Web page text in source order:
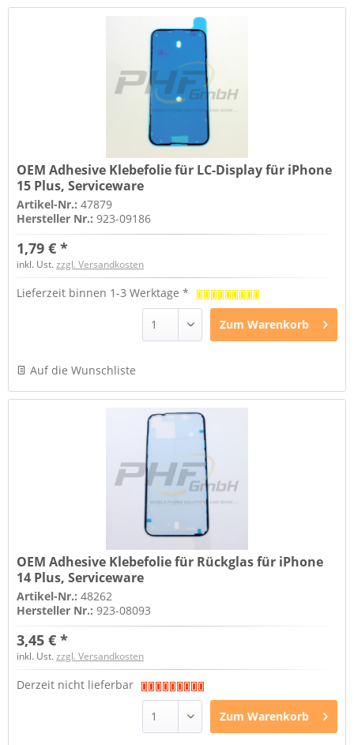
OEM Adhesive Klebefolie für LC-Display für iPhone
15 Plus, Serviceware
Artikel-Nr.:47879
Hersteller Nr.:923-09186
1,79 € *
inkl. Ust.zzgl. Versandkosten
Lieferzeit binnen 1-3 Werktage *
Zum Warenkorb
Auf die Wunschliste
OEM Adhesive Klebefolie für Rückglas für iPhone
14 Plus, Serviceware
Artikel-Nr.:48262
Hersteller Nr.:923-08093
3,45 € *
inkl. Ust.zzgl. Versandkosten
Derzeit nicht lieferbar
Zum Warenkorb